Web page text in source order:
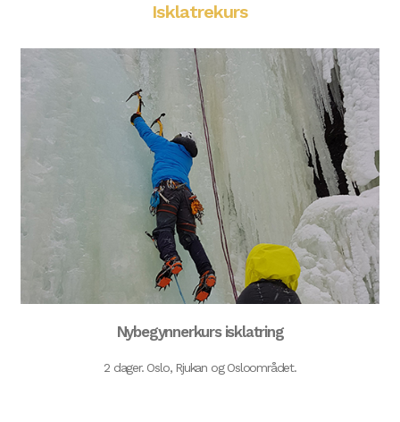
Isklatrekurs
Nybegynnerkurs isklatring
2 dager. Oslo, Rjukan og Osloområdet.